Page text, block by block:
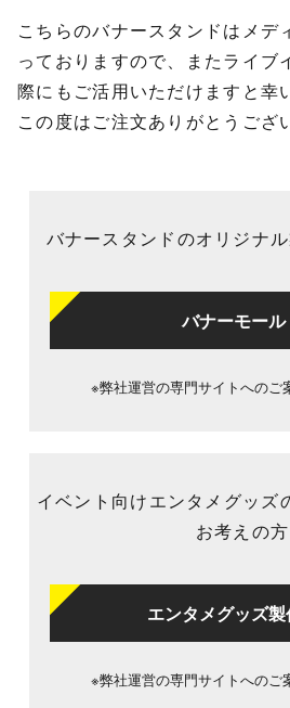
こちらのバナースタンドはメデ
っておりますので、またライブ
際にもご活用いただけますと幸
この度はご注文ありがとうござ
バナースタンドのオリジナ
バナーモール
※弊社運営の専門サイトへのご
イベント向けエンタメグッズ
お考えの方
エンタメグッズ
※弊社運営の専門サイトへのご